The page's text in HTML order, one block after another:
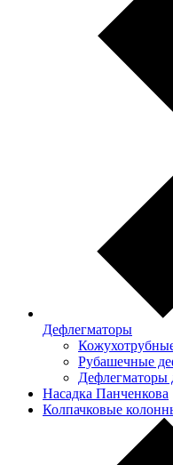
Дефлегматоры
Рубашечные
Дефлегматоры
Насадка Панченкова
Колпачковые